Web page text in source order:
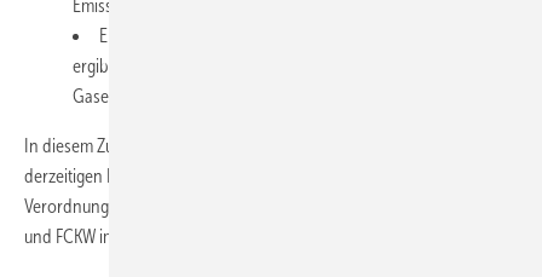
Emissionsreduzierungen zu erreichen.
Eine Ausweitung der F-Gas-Verbote: Wenn die Überprüfung
ergibt, dass es zusätzliche Anwendungen gibt, bei denen F-
Gase durch Alternativen ersetzt werden können.
In diesem Zusammenhang ist es es vorstellbar, dass angesichts des
derzeitigen Entwicklungsstandes der CO
Verordnung zu einem baldigen Verbot der Verwendung von HFKW
und FCKW im Bereich Supermärkte führen wird.